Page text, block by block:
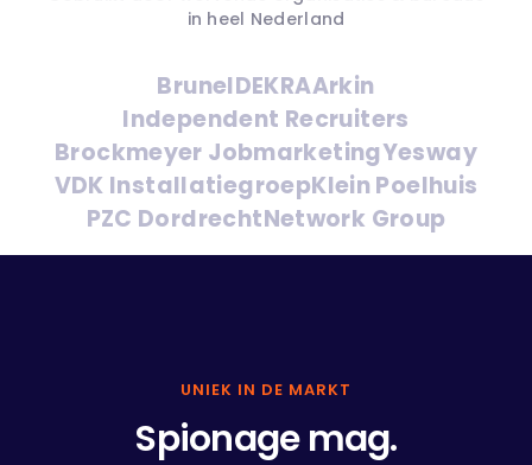
in heel Nederland
BrunelDEKRAArkin
Independent Recruiters
Brockmeyer JobmarketingYesway
VDK InstallatiegroepKlein Poelhuis
PZC DordrechtNetwork Group
UNIEK IN DE MARKT
Spionage mag.